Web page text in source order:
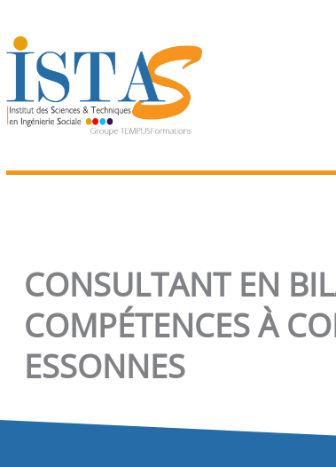
au
contenu
CONSULTANT EN
COMPÉTENCES À
ESSONNES